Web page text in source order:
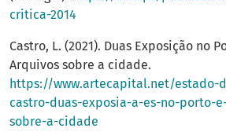
critica-2014
Castro, L. (2021). Duas Exposição no
Arquivos sobre a cidade.
https://www.artecapital.net/estado-
castro-duas-exposia-a-es-no-porto-
sobre-a-cidade